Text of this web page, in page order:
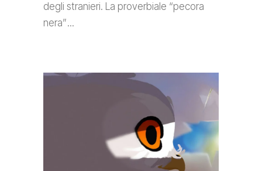
degli stranieri. La proverbiale “pecora
nera”